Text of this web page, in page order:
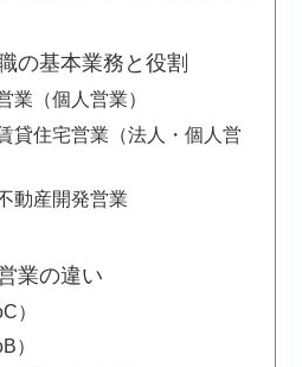
の基本業務と役割
業（個人営業）
貸住宅営業（法人・個人営
動産開発営業
業の違い
）
）